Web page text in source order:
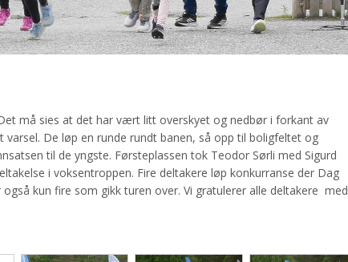
må sies at det har vært litt overskyet og nedbør i forkant av
De løp en runde rundt banen, så opp til boligfeltet og
til de yngste. Førsteplassen tok Teodor Sørli med Sigurd
i voksentroppen. Fire deltakere løp konkurranse der Dag
kun fire som gikk turen over. Vi gratulerer alle deltakere med